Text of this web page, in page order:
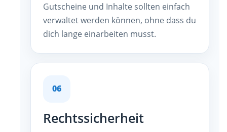
Gutscheine und Inhalte sollten einfach
verwaltet werden können, ohne dass du
dich lange einarbeiten musst.
06
Rechtssicherheit